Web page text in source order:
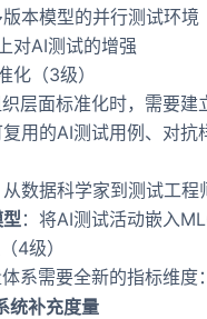
版本模型的并行测试环境
对AI测试的增强
化（3级）
层面标准化时，需要建
复用的AI测试用例、对抗
从数据科学家到测试工程
：将AI测试活动嵌入
4级）
系需要全新的指标维度：
统补充度量